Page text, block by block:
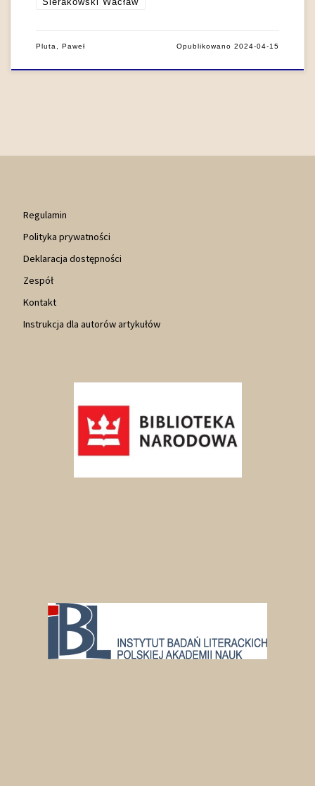
Pluta, Paweł Opublikowano2024-04-15
Regulamin
Polityka prywatności
Deklaracja dostępności
Zespół
Kontakt
Instrukcja dla autorów artykułów